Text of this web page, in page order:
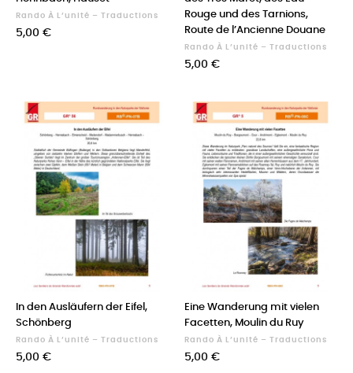
Rando À L’unité – Traductions
Prix
5,00 €
Rouge und des Tarnions,
Route de l’Ancienne Douane
Rando À L’unité – Traductions
Prix
5,00 €
In den Ausläufern der Eifel,
Schönberg
Rando À L’unité – Traductions
Prix
5,00 €
Eine Wanderung mit vielen
Facetten, Moulin du Ruy
Rando À L’unité – Traductions
Prix
5,00 €